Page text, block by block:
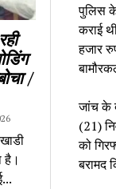
/
है।
पुलिस के
कराई
हजार
जांच के
(21)
को
बरामद